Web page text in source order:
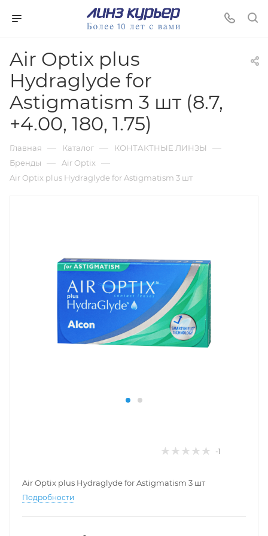
Air Optix plus
Hydraglyde for
Astigmatism 3 шт (8.7,
+4.00, 180, 1.75)
Главная — Каталог — КОНТАКТНЫЕ ЛИНЗЫ —
Бренды — Air Optix —
Air Optix plus Hydraglyde for Astigmatism 3 шт
-1
Air Optix plus Hydraglyde for Astigmatism 3 шт
Подробности